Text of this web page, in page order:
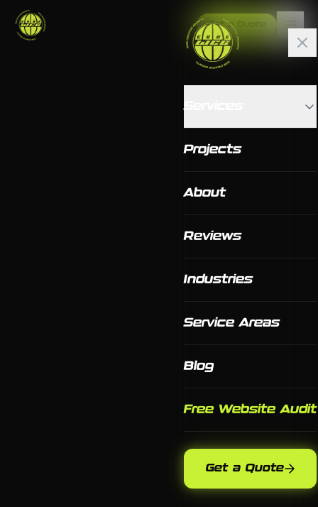
Get a Quote
Projects
About
Reviews
Industries
Service Areas
Blog
Free Website Audit
Get a Quote